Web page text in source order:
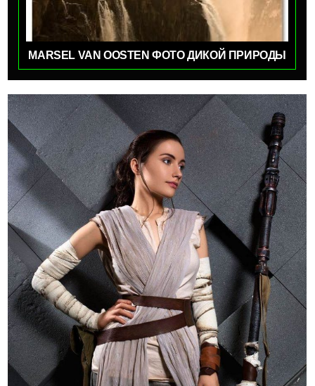
MARSEL VAN OOSTEN ФОТО ДИКОЙ ПРИРОДЫ